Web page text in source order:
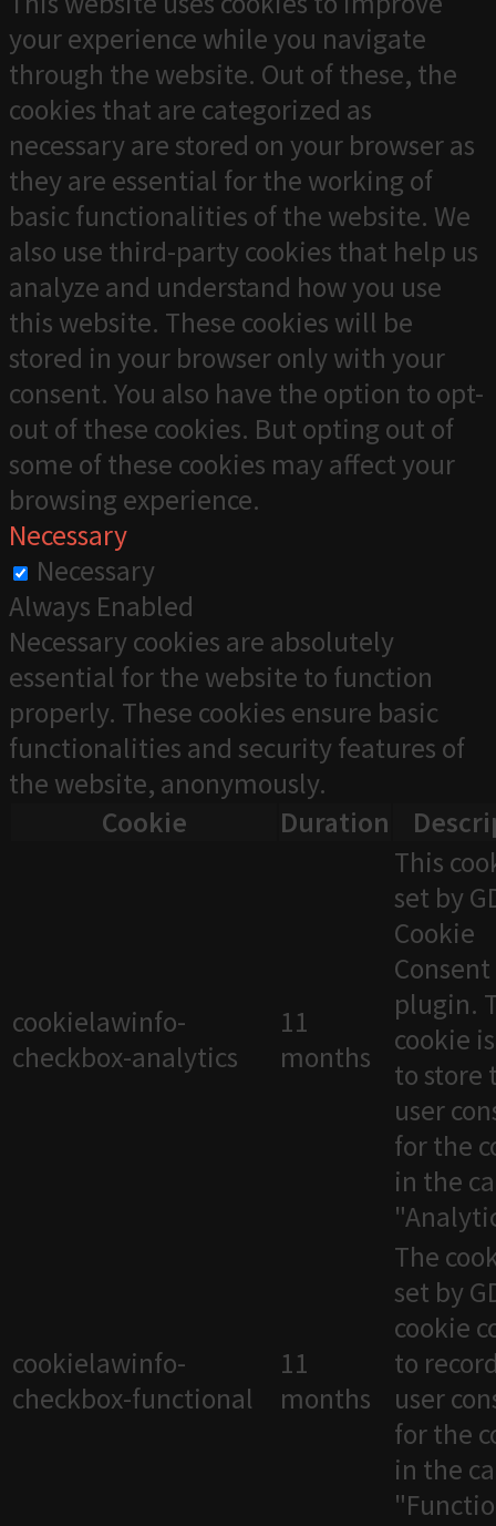
your experience while you navigate
through the website. Out of these, the
cookies that are categorized as
necessary are stored on your browser as
they are essential for the working of
basic functionalities of the website. We
also use third-party cookies that help us
analyze and understand how you use
this website. These cookies will be
stored in your browser only with your
consent. You also have the option to opt-
out of these cookies. But opting out of
some of these cookies may affect your
browsing experience.
Necessary
Necessary
Always Enabled
Necessary cookies are absolutely
essential for the website to function
properly. These cookies ensure basic
functionalities and security features of
the website, anonymously.
Cookie
Duration
cookielawinfo-
checkbox-analytics
11
months
This
set by
Cookie
Consent
plugin.
cookie
to store
user
for the
in the
cookielawinfo-
checkbox-functional
11
months
The
set by
cookie
to
user
for the
in the